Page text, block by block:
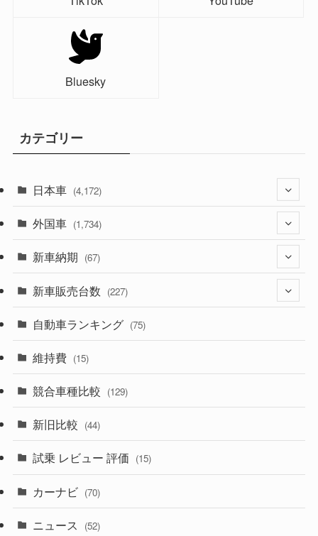
Bluesky
カテゴリー
日本車 (4,172)
(1,321)
(329)
(357)
(328)
(194)
(230)
(253)
外国車 (1,734)
(242)
(85)
(84)
(14)
(222)
(50)
(43)
(58)
(28)
新車納期 (67)
(28)
(8)
(3)
(3)
(1)
新車販売台数 (227)
(21)
(5)
(7)
(5)
自動車ランキング (75)
維持費 (15)
競合車種比較 (129)
新旧比較 (44)
試乗 レビュー 評価 (15)
カーナビ (70)
ニュース (52)